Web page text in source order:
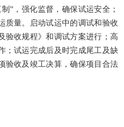
”，强化监督，确保试运安全；
质量。启动试运中的调试和验收
验收规程》和调试方案进行；高
；试运完成后及时完成尾工及缺
验收及竣工决算，确保项目合法